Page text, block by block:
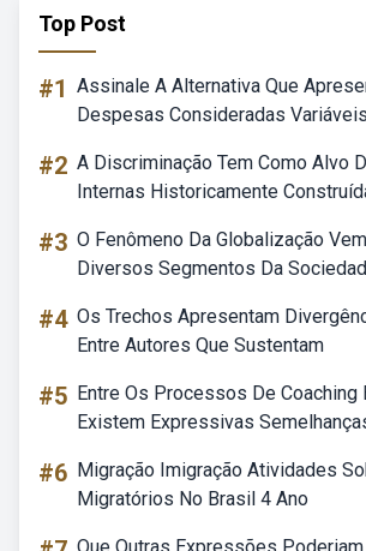
Top Post
#1 Assinale A Alternativa Que
Despesas Consideradas Variáveis
#2 A Discriminação Tem Como Alvo
Internas Historicamente
#3 O Fenômeno Da Globalização
Diversos Segmentos Da
#4 Os Trechos Apresentam
Entre Autores Que Sustentam
#5 Entre Os Processos De Coaching
Existem Expressivas
#6 Migração Imigração Atividades
Migratórios No Brasil 4 Ano